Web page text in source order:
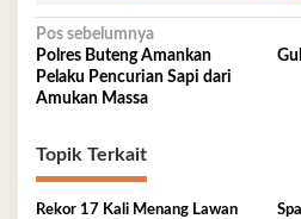
Navigasi
pos
Pos sebelumnya
Polres Buteng Amankan
Pelaku Pencurian Sapi dari
Amukan Massa
Topik Terkait
Rekor 17 Kali Menang Lawan